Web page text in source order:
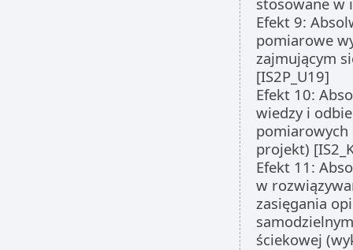
Efekt 9:
pomiarowe
zajmującym
[IS2P_U19]
Efekt 10:
wiedzy i
pomiarowych
projekt)
Efekt 11:
w
zasięgania
ściekowej